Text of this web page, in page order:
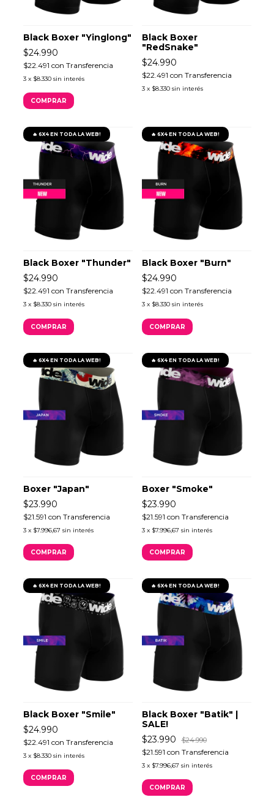
Black Boxer "Yinglong"
$24.990
$22.491 con Transferencia
3 x $8.330 sin interés
COMPRAR
Black Boxer
"RedSnake"
$24.990
$22.491 con Transferencia
3 x $8.330 sin interés
🔥 6X4 EN TODA LA WEB!
Black Boxer "Thunder"
$24.990
$22.491 con Transferencia
3 x $8.330 sin interés
COMPRAR
🔥 6X4 EN TODA LA WEB!
Black Boxer "Burn"
$24.990
$22.491 con Transferencia
3 x $8.330 sin interés
COMPRAR
🔥 6X4 EN TODA LA WEB!
Boxer "Japan"
$23.990
$21.591 con Transferencia
3 x $7.996,67 sin interés
COMPRAR
🔥 6X4 EN TODA LA WEB!
Boxer "Smoke"
$23.990
$21.591 con Transferencia
3 x $7.996,67 sin interés
COMPRAR
🔥 6X4 EN TODA LA WEB!
Black Boxer "Smile"
$24.990
$22.491 con Transferencia
3 x $8.330 sin interés
COMPRAR
🔥 6X4 EN TODA LA WEB!
Black Boxer "Batik" |
SALE!
$23.990
$24.990
$21.591 con Transferencia
3 x $7.996,67 sin interés
COMPRAR